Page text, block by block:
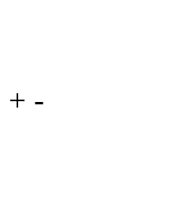
+ -